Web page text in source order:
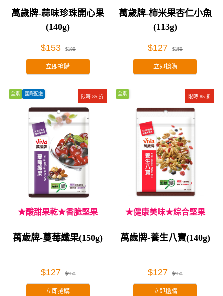
萬歲牌-蒜味珍珠開心果
(140g)
$153 $180
立即搶購
萬歲牌-柿米果杏仁小魚
(113g)
$127 $150
立即搶購
限時 85 折
全素 國際配送
★酸甜果乾★香脆堅果
萬歲牌-蔓莓纖果(150g)
$127 $150
立即搶購
限時 85 折
全素
★健康美味★綜合堅果
萬歲牌-養生八寶(140g)
$127 $150
立即搶購